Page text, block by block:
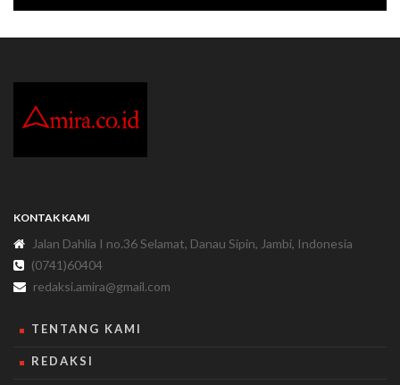
KONTAK KAMI
Jalan Dahlia I no.36 Selamat, Danau Sipin, Jambi, Indonesia
(0741)60404
redaksi.amira@gmail.com
TENTANG KAMI
REDAKSI